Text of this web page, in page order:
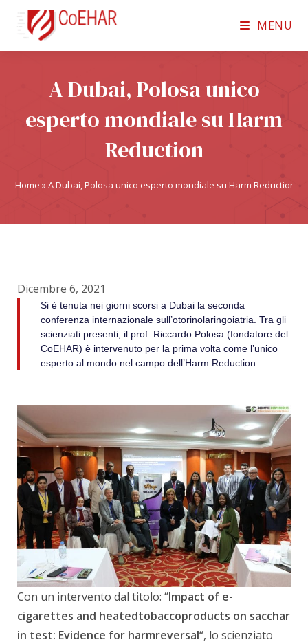
MENU
A Dubai, Polosa unico
esperto mondiale su Harm
Reduction
Home »A Dubai, Polosa unico esperto mondiale su Harm Reduction
Dicembre 6, 2021
Si è tenuta nei giorni scorsi a Dubai la seconda
conferenza internazionale sull’otorinolaringoiatria. Tra gli
scienziati presenti, il prof. Riccardo Polosa (fondatore del
CoEHAR) è intervenuto per la prima volta come l’unico
esperto al mondo nel campo dell’Harm Reduction.
Con un intervento dal titolo: “Impact of e-
cigarettes and heatedtobaccoproducts on sacchar
in test: Evidence for harmreversal“, lo scienziato